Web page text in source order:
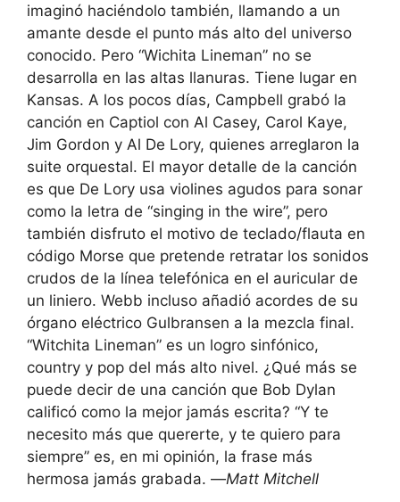
imaginó haciéndolo también, llamando a un
amante desde el punto más alto del universo
conocido. Pero “Wichita Lineman” no se
desarrolla en las altas llanuras. Tiene lugar en
Kansas. A los pocos días, Campbell grabó la
canción en Captiol con Al Casey, Carol Kaye,
Jim Gordon y Al De Lory, quienes arreglaron la
suite orquestal. El mayor detalle de la canción
es que De Lory usa violines agudos para sonar
como la letra de “singing in the wire”, pero
también disfruto el motivo de teclado/flauta en
código Morse que pretende retratar los sonidos
crudos de la línea telefónica en el auricular de
un liniero. Webb incluso añadió acordes de su
órgano eléctrico Gulbransen a la mezcla final.
“Witchita Lineman” es un logro sinfónico,
country y pop del más alto nivel. ¿Qué más se
puede decir de una canción que Bob Dylan
calificó como la mejor jamás escrita? “Y te
necesito más que quererte, y te quiero para
siempre” es, en mi opinión, la frase más
hermosa jamás grabada. —Matt Mitchell